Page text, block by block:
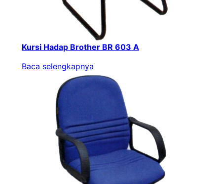
Kursi Hadap Brother BR 603 A
Baca selengkapnya